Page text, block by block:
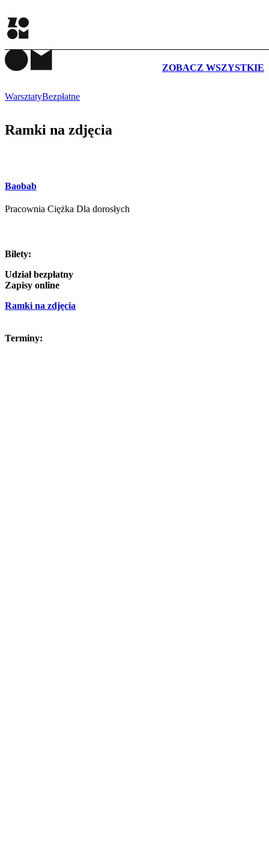
ZOBACZ WSZYSTKIE
WarsztatyBezpłatne
Ramki na zdjęcia
Baobab
Pracownia Ciężka Dla dorosłych
Bilety:
Udział bezpłatny
Zapisy online
Ramki na zdjęcia
Terminy: